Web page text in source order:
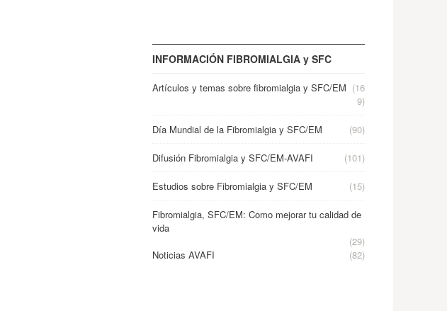
INFORMACIÓN FIBROMIALGIA y SFC
Artículos y temas sobre fibromialgia y SFC/EM (16
9)
Día Mundial de la Fibromialgia y SFC/EM (90)
Difusión Fibromialgia y SFC/EM-AVAFI (101)
Estudios sobre Fibromialgia y SFC/EM (15)
Fibromialgia, SFC/EM: Como mejorar tu calidad de
vida
(29)
Noticias AVAFI
(82)